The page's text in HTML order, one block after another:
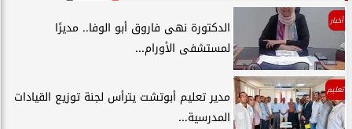
أخبار
الدكتورة نهى فاروق أبو الوفا.. مديرًا
لمستشفى الأورام...
تعليم
مدير تعليم أبوتشت يترأس لجنة توزيع القيادات
المدرسية...